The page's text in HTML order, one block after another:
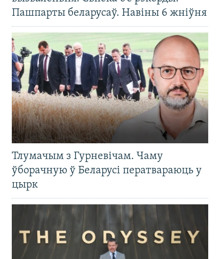
Пашпарты беларусаў. Навіны 6 жніўня
Тлумачым з Гурневічам. Чаму
ўборачную ў Беларусі ператвараюць у
цырк